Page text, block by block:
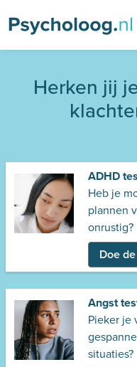
Herken jij
ADHD
Heb je
plannen
onrustig?
Doe
Angst
Pieker je
situaties?